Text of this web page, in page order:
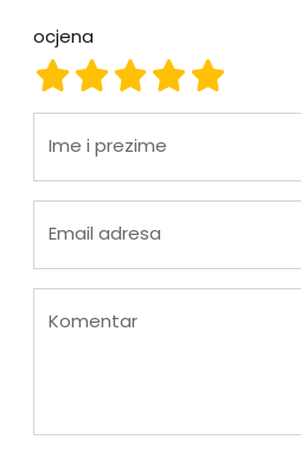
ocjena
ocjena 5
ocjena 4
ocjena 3
ocjena 2
ocjena 1
Ime i prezime
Email adresa
Komentar